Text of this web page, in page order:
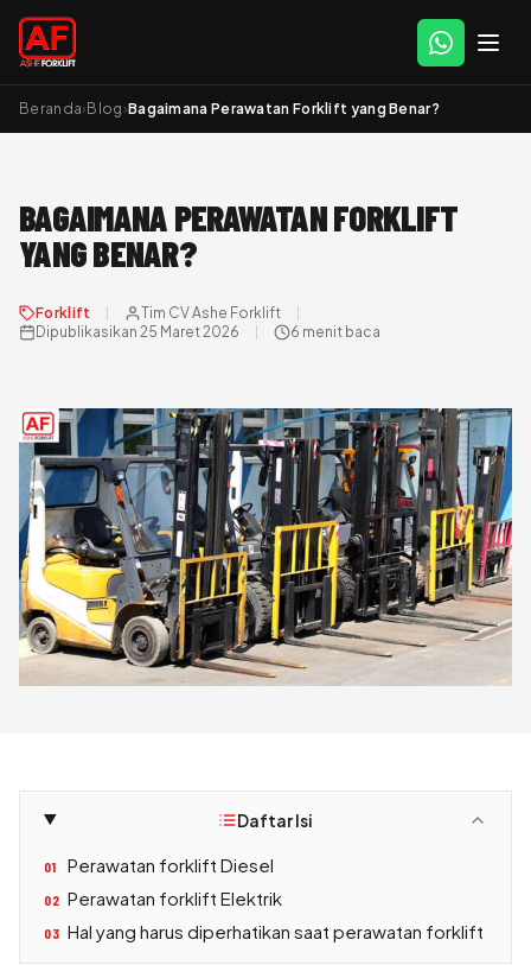
Beranda› Blog ›Bagaimana Perawatan Forklift yang Benar?
BAGAIMANA PERAWATAN FORKLIFT
YANG BENAR?
Forklift
Tim CV Ashe Forklift
Dipublikasikan 25 Maret 2026
6 menit baca
Daftar Isi
01 Perawatan forklift Diesel
02 Perawatan forklift Elektrik
03 Hal yang harus diperhatikan saat perawatan forklift